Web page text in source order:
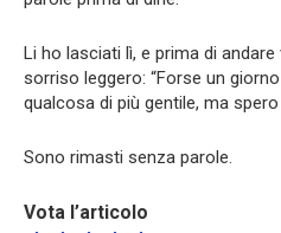
Li ho lasciati lì, e prima di
sorriso leggero: “Forse un
qualcosa di più gentile, ma
Sono rimasti senza parole.
Vota l’articolo